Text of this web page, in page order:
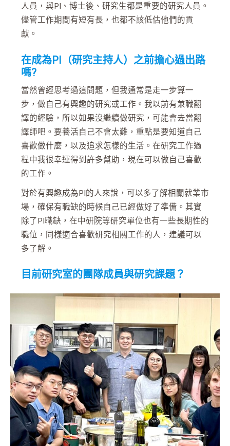
人員，與PI、博士後、研究生都是重要的研究人員。
儘管工作期間有短有長，也都不該低估他們的貢
獻。
在成為PI（研究主持人）之前擔心過出路
嗎?
當然曾經思考過這問題，但我通常是走一步算一
步，做自己有興趣的研究或工作。我以前有兼職翻
譯的經驗，所以如果沒繼續做研究，可能會去當翻
譯師吧。要養活自己不會太難，重點是要知道自己
喜歡做什麼，以及追求怎樣的生活。在研究工作過
程中我很幸運得到許多幫助，現在可以做自己喜歡
的工作。
對於有興趣成為PI的人來說，可以多了解相關就業市
場，確保有職缺的時候自己已經做好了準備。其實
除了PI職缺，在中研院等研究單位也有一些長期性的
職位，同樣適合喜歡研究相關工作的人，建議可以
多了解。
目前研究室的團隊成員與研究課題？